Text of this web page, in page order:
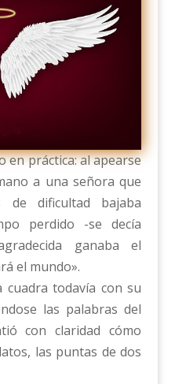
en práctica: al apearse
a una señora que
de dificultad bajaba
perdido -se decía
ganaba el
el mundo».
cuadra todavía con su
las palabras del
con claridad cómo
las puntas de dos